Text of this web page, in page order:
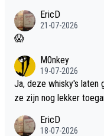
EricD
21-07-2026
😱
M0nkey
19-07-2026
Ja, deze whisky's laten
ze zijn nog lekker
EricD
18-07-2026